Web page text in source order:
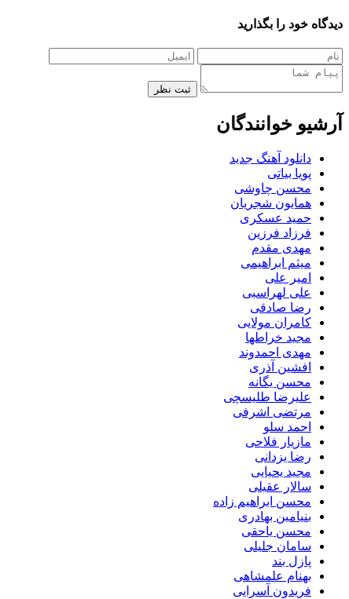
دیدگاه خود را بگذارید
ثبت نظر
آرشیو خوانندگان
دانلود آهنگ جدید
پویا بیاتی
محسن چاوشی
همایون شجریان
حمید عسکری
فرزاد فرزین
مهدی مقدم
میثم ابراهیمی
امیر علی
علی لهراسبی
رضا صادقی
کامران مولایی
مجید خراطها
مهدی احمدوند
افشین آذری
محسن یگانه
علیرضا طلیسچی
مرتضی اشرفی
احمد سلو
مازیار فلاحی
رضا یزدانی
مجید یحیایی
سالار عقیلی
محسن ابراهیم زاده
بنیامین بهادری
محسن یاحقی
سامان جلیلی
پازل بند
بهنام علمشاهی
فریدون آسرایی